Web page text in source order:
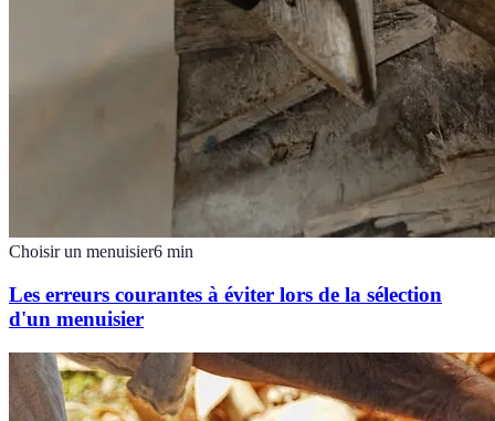
Choisir un menuisier6 min
Les erreurs courantes à éviter lors de la sélection
d'un menuisier